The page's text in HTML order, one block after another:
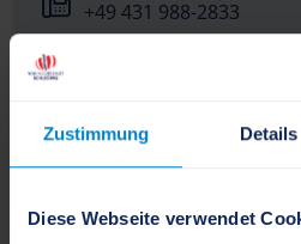
Zustimmung Details
Diese Webseite verwendet
+49 431 988-2833
holstein.de/DE/
24105 Kiel